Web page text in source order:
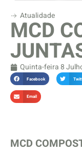
Atualidade
MCD
Quinta-feira 8
Facebook
Email
MCD